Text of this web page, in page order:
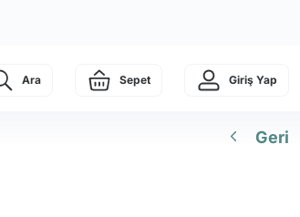
Ara Sepet Giriş Yap
Geri